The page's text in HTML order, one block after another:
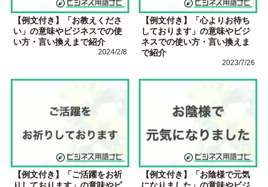
【例文付き】「お教えくださ
い」の意味やビジネスでの使
い方・言い換えまで紹介
2024/2/8
【例文付き】「心よりお待ち
しております」の意味やビジ
ネスでの使い方・言い換えま
で紹介
2023/7/26
【例文付き】「ご活躍をお祈
【例文付き】「お陰様で元気